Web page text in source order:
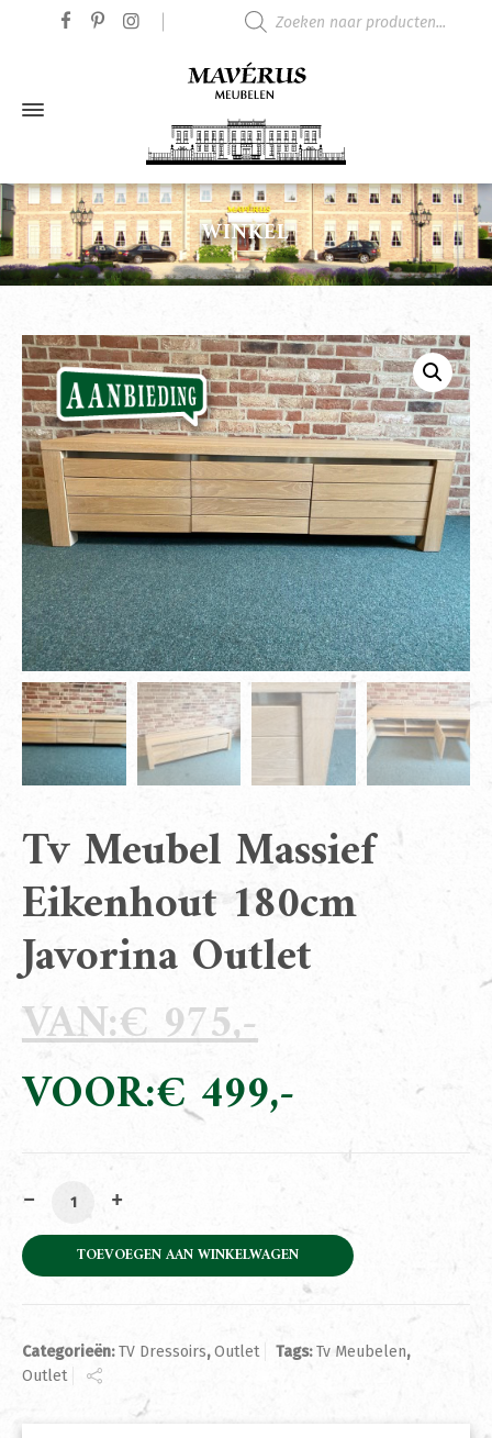
WINKEL
Tv Meubel Massief
Eikenhout 180cm
Javorina Outlet
€975
prijs
was:
€ 975.
€499
Tv Meubel Massief Eikenhout 180cm Javorina Outlet
TOEVOEGEN AAN WINKELWAGEN
Categorieën:TV Dressoirs,Outlet Tags:Tv Meubelen,
Outlet